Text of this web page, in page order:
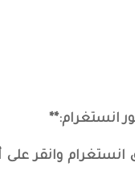
وانقر على